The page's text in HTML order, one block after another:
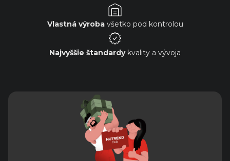
Vlastná výrobavšetko pod kontrolou
Najvyššie štandardykvality a vývoja